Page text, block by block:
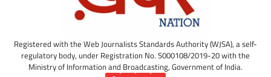
Registered with the Web Journalists Standards Authority (WJSA), a self-
regulatory body, under Registration No. S000108/2019-20 with the
Ministry of Information and Broadcasting, Government of India.